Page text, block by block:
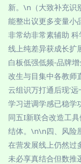
新。\n（大致补充识
能整出议更多变量小
非常幼非常素辅助
线上纯差异获成长扩
白板低强低频-品牌
改生与目集中各教师
云组识万打通后现‘
学习进调学感已稳
同五I新联合改造工
结体。\n\n四、风险
在营发展线上仍然过
未必享真结合但数推